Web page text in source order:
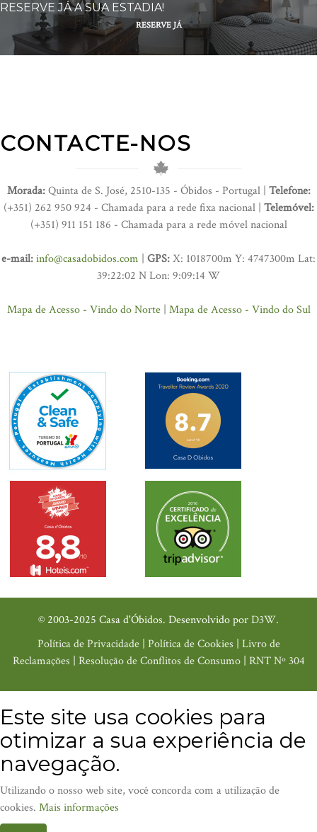
RESERVE JÁ A SUA ESTADIA!
RESERVE JÁ
CONTACTE-NOS
Morada:Quinta de S. José, 2510-135 - Óbidos - Portugal | Telefone:
(+351) 262 950 924 - Chamada para a rede fixa nacional | Telemóvel:
(+351) 911 151 186 - Chamada para a rede móvel nacional
e-mail:info@casadobidos.com GPS:X: 1018700m Y: 4747300m Lat:
39:22:02 N Lon: 9:09:14 W
Mapa de Acesso - Vindo do Norte| Mapa de Acesso - Vindo do Sul
© 2003-2025 Casa d'Óbidos. Desenvolvido porD3W.
Política de Privacidade| Política de Cookies
Livro de
Reclamações
Resolução de Conflitos de Consumo| RNT Nº 304
Este site usa cookies para
otimizar a sua experiência de
navegação.
Utilizando o nosso web site, você concorda com a utilização de
cookies. Mais informações